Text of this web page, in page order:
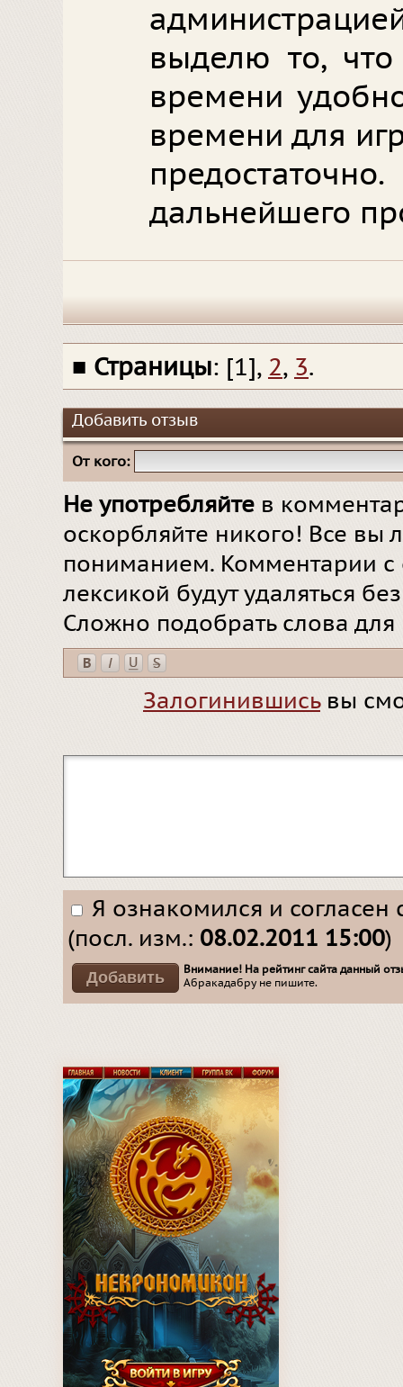
выделю то, что
времени
времени для
дальнейшего
■ Страницы: [1], 2, 3.
Добавить отзыв
От кого:
Не употребляйте в
оскорбляйте никого! Все вы
пониманием. Комментарии
лексикой будут удаляться
Сложно подобрать слова
Залогинившисьвы
Я ознакомился и согласен
(посл. изм.: 08.02.2011 15:00)
Внимание! На рейтинг сайта данный
Абракадабру не пишите.